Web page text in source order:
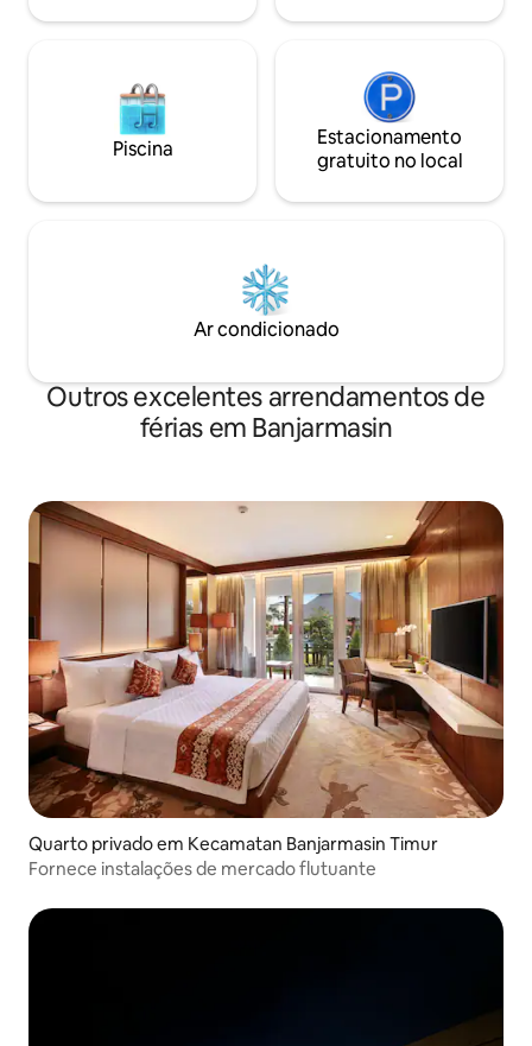
Piscina
Estacionamento
gratuito no local
Ar condicionado
Outros excelentes arrendamentos de
férias em Banjarmasin
Quarto privado em Kecamatan Banjarmasin Timur
Fornece instalações de mercado flutuante